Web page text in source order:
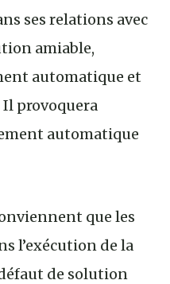
ses relations avec
amiable,
automatique et
provoquera
automatique
que les
l’exécution de la
de solution